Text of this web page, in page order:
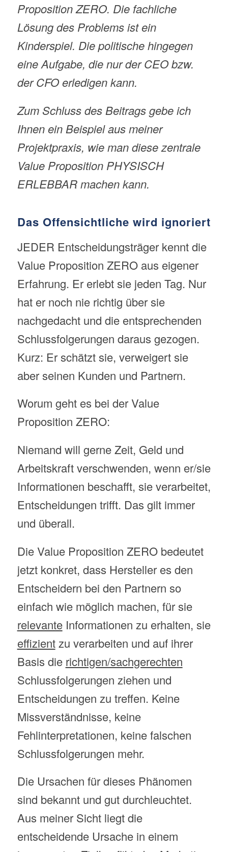
Proposition ZERO. Die fachliche
Lösung des Problems ist ein
Kinderspiel. Die politische hingegen
eine Aufgabe, die nur der CEO bzw.
der CFO erledigen kann.
Zum Schluss des Beitrags gebe ich
Ihnen ein Beispiel aus meiner
Projektpraxis, wie man diese zentrale
Value Proposition PHYSISCH
ERLEBBAR machen kann.
Das Offensichtliche wird ignoriert
JEDER Entscheidungsträger kennt die
Value Proposition ZERO aus eigener
Erfahrung. Er erlebt sie jeden Tag. Nur
hat er noch nie richtig über sie
nachgedacht und die entsprechenden
Schlussfolgerungen daraus gezogen.
Kurz: Er schätzt sie, verweigert sie
aber seinen Kunden und Partnern.
Worum geht es bei der Value
Proposition ZERO:
Niemand will gerne Zeit, Geld und
Arbeitskraft verschwenden, wenn er/sie
Informationen beschafft, sie verarbeitet,
Entscheidungen trifft. Das gilt immer
und überall.
Die Value Proposition ZERO bedeutet
jetzt konkret, dass Hersteller es den
Entscheidern bei den Partnern so
einfach wie möglich machen, für sie
relevanteInformationen zu erhalten, sie
effizientzu verarbeiten und auf ihrer
Basis die richtigen/sachgerechten
Schlussfolgerungen ziehen und
Entscheidungen zu treffen. Keine
Missverständnisse, keine
Fehlinterpretationen, keine falschen
Schlussfolgerungen mehr.
Die Ursachen für dieses Phänomen
sind bekannt und gut durchleuchtet.
Aus meiner Sicht liegt die
entscheidende Ursache in einem